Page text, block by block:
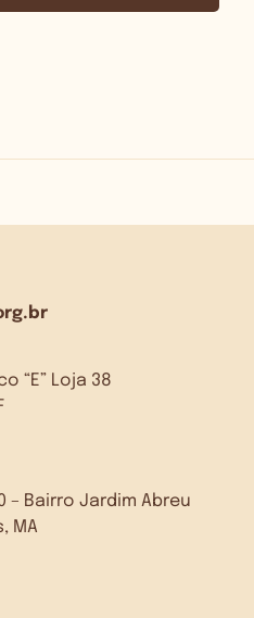
“E” Loja 38
– Bairro Jardim Abreu
MA